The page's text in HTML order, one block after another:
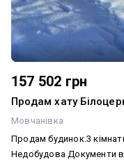
157 502 грн
Продам хату
Мовчанівка
Продам будинок.3
Недобудова Документи